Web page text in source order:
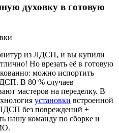
духовку в готовую
из ЛДСП, и вы купили
Но врезать её в готовую
можно испортить
В 80 % случаев
мастеров на переделку. В
установки встроенной
без повреждений +
нашу команду по сборке и